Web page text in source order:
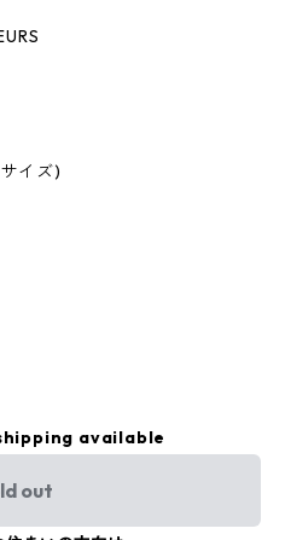
イズ)
available
out